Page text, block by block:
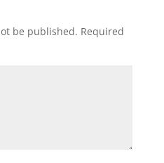
be published. Required